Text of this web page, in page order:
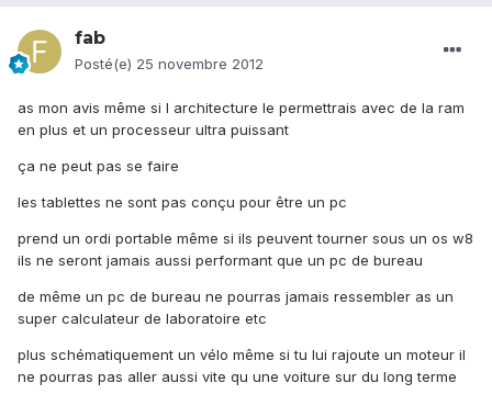
fab
Posté(e) 25 novembre 2012
as mon avis même si l architecture le permettrais avec de la ram
en plus et un processeur ultra puissant
ça ne peut pas se faire
les tablettes ne sont pas conçu pour être un pc
prend un ordi portable même si ils peuvent tourner sous un os w8
ils ne seront jamais aussi performant que un pc de bureau
de même un pc de bureau ne pourras jamais ressembler as un
super calculateur de laboratoire etc
plus schématiquement un vélo même si tu lui rajoute un moteur il
ne pourras pas aller aussi vite qu une voiture sur du long terme